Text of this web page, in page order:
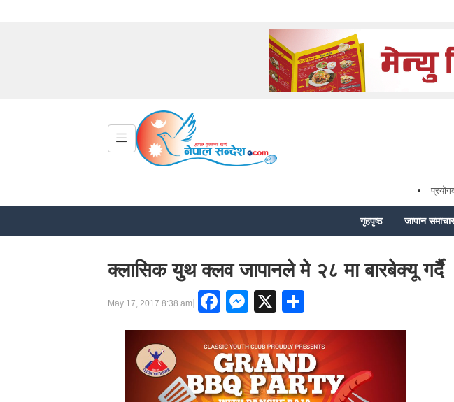
गृहपृष्ठ जापान समाचार
क्लासिक युथ क्लव जापानले मे २८ मा बारबेक्यू गर्दै
May 17, 2017 8:38 am| Facebook
Messenger
X